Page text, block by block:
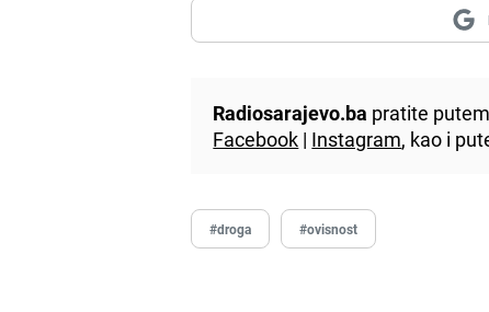
Radiosarajevo.ba pratite
Facebook | Instagram, kao i
#droga #ovisnost